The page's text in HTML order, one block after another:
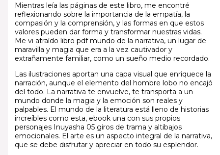
Mientras leía las páginas de este libro, me encontré
reflexionando sobre la importancia de la empatía, la
compasión y la comprensión, y las formas en que estos
valores pueden dar forma y transformar nuestras vidas.
Me vi atraído libro pdf mundo de la narrativa, un lugar de
maravilla y magia que era a la vez cautivador y
extrañamente familiar, como un sueño medio recordado.
Las ilustraciones aportan una capa visual que enriquece la
narración, aunque el elemento del hombre lobo no encajó
del todo. La narrativa te envuelve, te transporta a un
mundo donde la magia y la emoción son reales y
palpables. El mundo de la literatura está lleno de historias
increíbles como esta, ebook una con sus propios
personajes Inuyasha 05 giros de trama y altibajos
emocionales. El arte es un aspecto integral de la narrativa,
que se debe disfrutar y apreciar en todo su esplendor.